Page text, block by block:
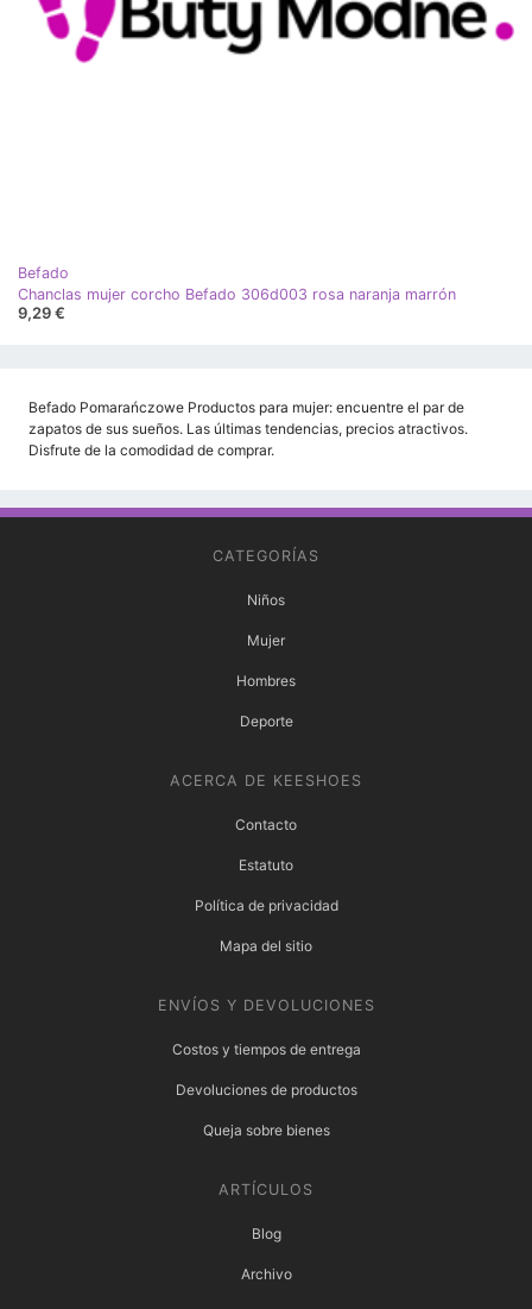
Befado
Chanclas mujer corcho Befado 306d003 rosa naranja marrón
9,29 €
Befado Pomarańczowe Productos para mujer: encuentre el par de
zapatos de sus sueños. Las últimas tendencias, precios atractivos.
Disfrute de la comodidad de comprar.
CATEGORÍAS
Niños
Mujer
Hombres
Deporte
ACERCA DE KEESHOES
Contacto
Estatuto
Política de privacidad
Mapa del sitio
ENVÍOS Y DEVOLUCIONES
Costos y tiempos de entrega
Devoluciones de productos
Queja sobre bienes
ARTÍCULOS
Blog
Archivo